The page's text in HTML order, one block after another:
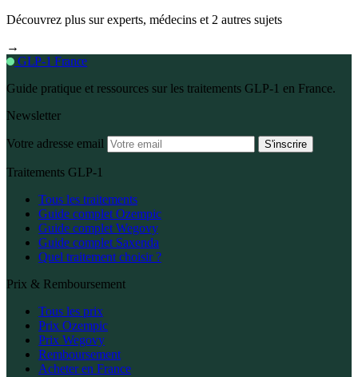
Découvrez plus sur experts, médecins et 2 autres sujets
→
GLP-1 France
Guide pratique et ressources sur les traitements GLP-1 en France.
Newsletter
Votre adresse email S'inscrire
Traitements GLP-1
Tous les traitements
Guide complet Ozempic
Guide complet Wegovy
Guide complet Saxenda
Quel traitement choisir ?
Prix & Remboursement
Tous les prix
Prix Ozempic
Prix Wegovy
Remboursement
Acheter en France